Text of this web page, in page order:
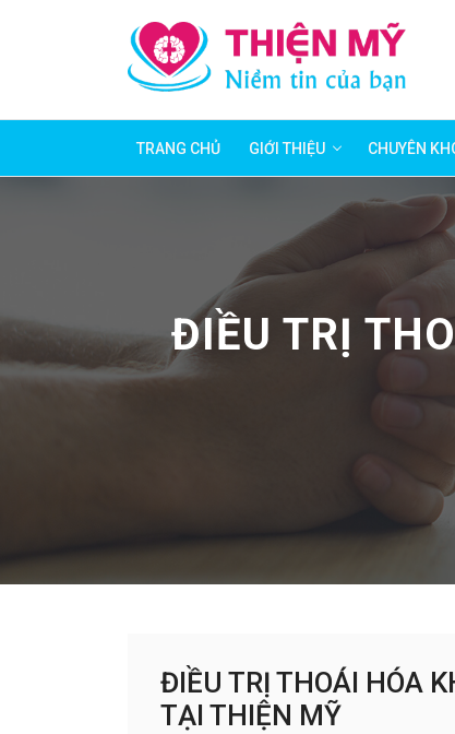
TRANG CHỦ GIỚI THIỆU CHUYÊN
ĐIỀU TRỊ
ĐIỀU TRỊ THOÁI HÓA
TẠI THIỆN MỸ